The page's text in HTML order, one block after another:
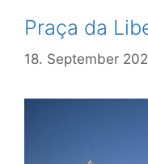
Praça da
18. September